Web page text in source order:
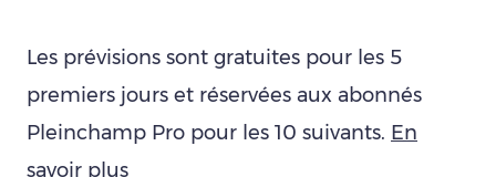
Les prévisions sont gratuites pour les 5
premiers jours et réservées aux abonnés
Pleinchamp Pro pour les 10 suivants. En
savoir plus